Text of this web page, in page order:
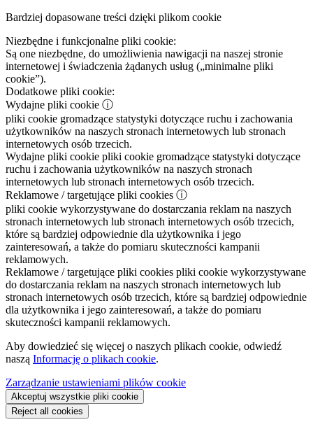
Bardziej dopasowane treści dzięki plikom cookie
Niezbędne i funkcjonalne pliki cookie:
Są one niezbędne, do umożliwienia nawigacji na naszej stronie
internetowej i świadczenia żądanych usług („minimalne pliki
cookie”).
Dodatkowe pliki cookie:
Wydajne pliki cookie ⓘ
pliki cookie gromadzące statystyki dotyczące ruchu i zachowania
użytkowników na naszych stronach internetowych lub stronach
internetowych osób trzecich.
Wydajne pliki cookie pliki cookie gromadzące statystyki dotyczące
ruchu i zachowania użytkowników na naszych stronach
internetowych lub stronach internetowych osób trzecich.
Reklamowe / targetujące pliki cookies ⓘ
pliki cookie wykorzystywane do dostarczania reklam na naszych
stronach internetowych lub stronach internetowych osób trzecich,
które są bardziej odpowiednie dla użytkownika i jego
zainteresowań, a także do pomiaru skuteczności kampanii
reklamowych.
Reklamowe / targetujące pliki cookies pliki cookie wykorzystywane
do dostarczania reklam na naszych stronach internetowych lub
stronach internetowych osób trzecich, które są bardziej odpowiednie
dla użytkownika i jego zainteresowań, a także do pomiaru
skuteczności kampanii reklamowych.
Aby dowiedzieć się więcej o naszych plikach cookie, odwiedź
naszą Informację o plikach cookie.
Zarządzanie ustawieniami plików cookie
Akceptuj wszystkie pliki cookie
Reject all cookies